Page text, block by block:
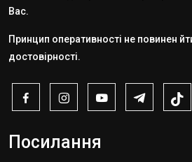
Вас.
Принцип оперативності не повинен
достовірності.
Посилання